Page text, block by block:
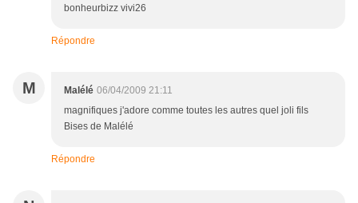
bonheurbizz vivi26
Répondre
M Malélé 06/04/2009 21:11
magnifiques j'adore comme toutes les autres quel joli fils
Bises de Malélé
Répondre